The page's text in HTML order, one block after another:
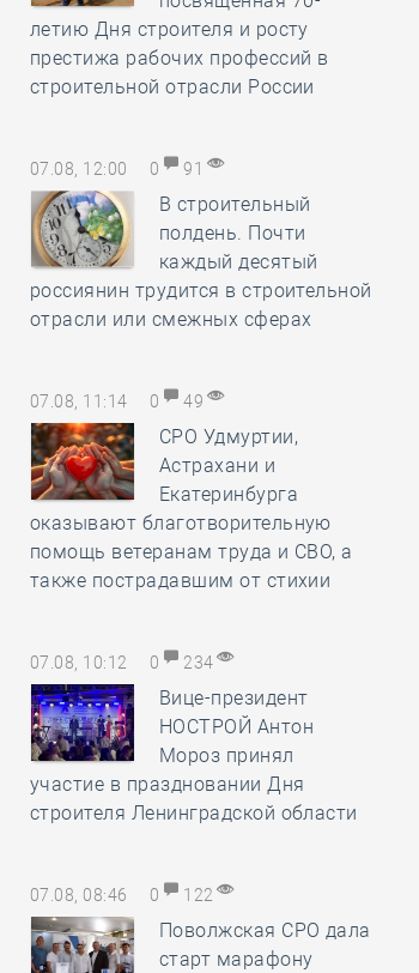
летию Дня строителя и росту
престижа рабочих профессий в
строительной отрасли России
07.08, 12:00 0 91
В строительный
полдень. Почти
каждый десятый
россиянин трудится в строительной
отрасли или смежных сферах
07.08, 11:14 0 49
СРО Удмуртии,
Астрахани и
Екатеринбурга
оказывают благотворительную
помощь ветеранам труда и СВО, а
также пострадавшим от стихии
07.08, 10:12 0 234
Вице-президент
НОСТРОЙ Антон
Мороз принял
участие в праздновании Дня
строителя Ленинградской области
07.08, 08:46 0 122
Поволжская СРО дала
старт марафону